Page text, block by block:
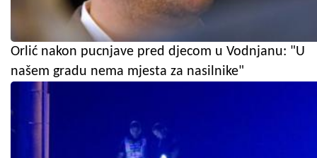
Orlić nakon pucnjave pred djecom u Vodnjanu: "U
našem gradu nema mjesta za nasilnike"